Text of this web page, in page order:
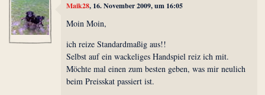
Maik28, 16. November 2009, um 16:05
Moin Moin,
ich reize Standardmaßig aus!!
Selbst auf ein wackeliges Handspiel reiz ich mit.
Möchte mal einen zum besten geben, was mir neulich
beim Preisskat passiert ist.